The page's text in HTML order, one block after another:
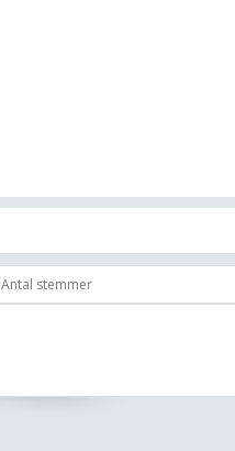
Antal stemmer